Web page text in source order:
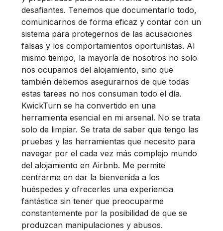
desafiantes. Tenemos que documentarlo todo,
comunicarnos de forma eficaz y contar con un
sistema para protegernos de las acusaciones
falsas y los comportamientos oportunistas. Al
mismo tiempo, la mayoría de nosotros no solo
nos ocupamos del alojamiento, sino que
también debemos asegurarnos de que todas
estas tareas no nos consuman todo el día.
KwickTurn se ha convertido en una
herramienta esencial en mi arsenal. No se trata
solo de limpiar. Se trata de saber que tengo las
pruebas y las herramientas que necesito para
navegar por el cada vez más complejo mundo
del alojamiento en Airbnb. Me permite
centrarme en dar la bienvenida a los
huéspedes y ofrecerles una experiencia
fantástica sin tener que preocuparme
constantemente por la posibilidad de que se
produzcan manipulaciones y abusos.